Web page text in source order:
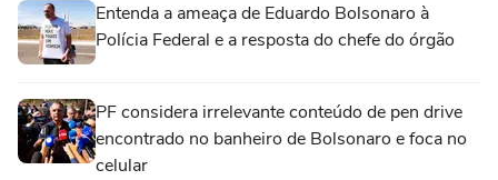
Entenda a ameaça de Eduardo Bolsonaro à
Polícia Federal e a resposta do chefe do órgão
PF considera irrelevante conteúdo de pen drive
encontrado no banheiro de Bolsonaro e foca no
celular